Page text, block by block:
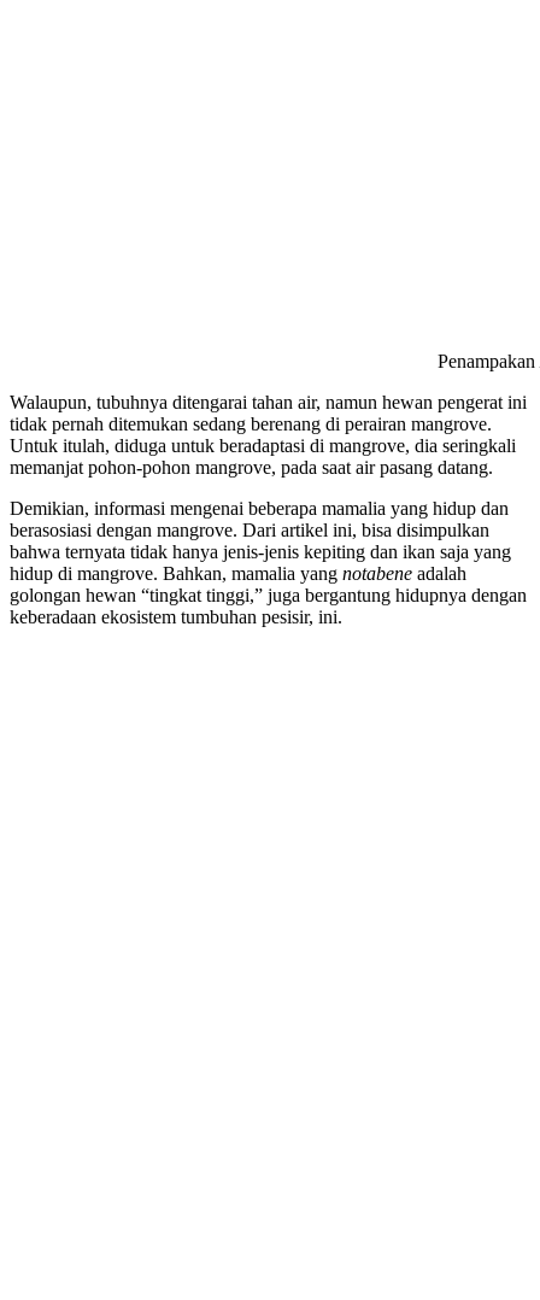
Penampakan
Walaupun, tubuhnya ditengarai tahan air, namun hewan pengerat ini
tidak pernah ditemukan sedang berenang di perairan mangrove.
Untuk itulah, diduga untuk beradaptasi di mangrove, dia seringkali
memanjat pohon-pohon mangrove, pada saat air pasang datang.
Demikian, informasi mengenai beberapa mamalia yang hidup dan
berasosiasi dengan mangrove. Dari artikel ini, bisa disimpulkan
bahwa ternyata tidak hanya jenis-jenis kepiting dan ikan saja yang
hidup di mangrove. Bahkan, mamalia yang notabene adalah
golongan hewan “tingkat tinggi,” juga bergantung hidupnya dengan
keberadaan ekosistem tumbuhan pesisir, ini.